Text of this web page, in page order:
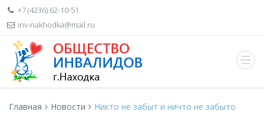
+7 (4236) 62-10-51
inv-nakhodka@mail.ru
Главная Новости Никто не забыт и ничто не забыто